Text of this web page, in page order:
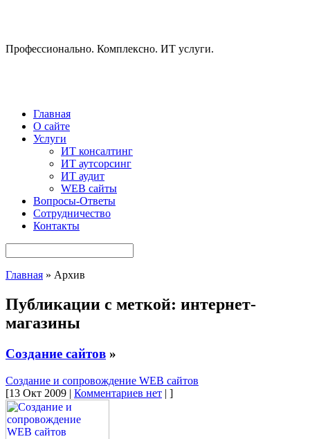
Профессионально. Комплексно. ИТ услуги.
Главная
О сайте
Услуги
ИТ консалтинг
ИТ аутсорсинг
ИТ аудит
WEB сайты
Вопросы-Ответы
Сотрудничество
Контакты
Главная » Архив
Публикации с меткой: интернет-
магазины
Создание сайтов »
Создание и сопровождение WEB сайтов
[13 Окт 2009 | Комментариев нет | ]